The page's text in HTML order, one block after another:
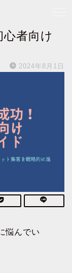
者向け
2024年8月1日
悩んでい